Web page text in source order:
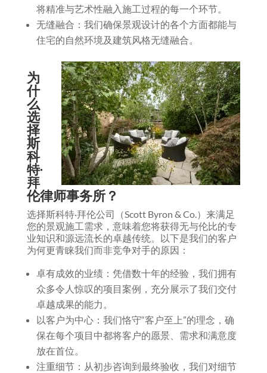
将精准与艺术性融入施工过程的每一个环节。
无缝融合：我们确保景观设计的各个方面都能与
住宅的自然环境及建筑风格无缝融合。
为
什
么
选
择
斯
科
特·
拜
伦律师事务所？
选择斯科特·拜伦公司（Scott Byron & Co.）来满足
您的景观施工需求，意味着您将获得无与伦比的专
业知识和源远流长的卓越传统。以下是我们的客户
为何更青睐我们而非竞争对手的原因：
卓有成效的业绩：凭借数十年的经验，我们拥有
众多令人惊叹的项目案例，充分展示了我们交付
卓越成果的能力。
以客户为中心：我们恪守“客户至上”的理念，确
保在每个项目中都将客户的愿景、需求和满意度
放在首位。
注重细节：从初步咨询到最终验收，我们对细节